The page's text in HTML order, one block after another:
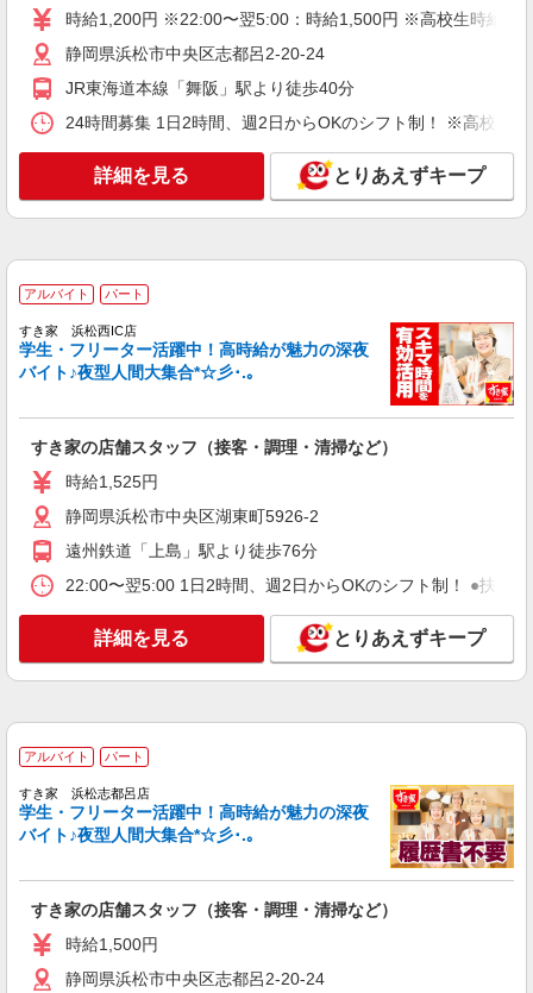
なか卯 浜松萩丘店
掃・など）
時給1150円 22:00〜翌5:00：時給1500円 高校
生：時給1100円
詳細を見る
動なし
静岡県浜松市中央区湖東町5830-1
アルバイト パート
すき家 浜松入野店
すき家の店舗スタッフ（接客・調理・清掃な
ど）
時給1,538円
静岡県浜松市中央区入野町6148-1
アルバイト パート
COCO’S 浜松雄踏店
時給1200円 ※22:00〜翌5:00：時給1500円 ※
高校生時給1150円 ■【土日祝加給】 土日祝は1時
静岡県浜松市中央区雄踏1丁目1番3号
キープ 詳細を見る
アルバイト
時給1,200円 ※22:00〜翌5:00：時給1,500円 ※高校生時給
静岡県浜松市中央区志都呂2-20-24
JR東海道本線「舞阪」駅より徒歩40分
24時間募集 1日2時間、週2日からOKのシフト制！ ※高校生
詳細を見る とりあえずキープ
アルバイト パート
すき家 浜松西IC店
学生・フリーター活躍中！高時給が魅力の深夜
バイト♪夜型人間大集合*☆彡･.｡
すき家の店舗スタッフ（接客・調理・清掃など）
時給1,525円
静岡県浜松市中央区湖東町5926-2
遠州鉄道「上島」駅より徒歩76分
22:00〜翌5:00 1日2時間、週2日からOKのシフト制！ ●扶養
詳細を見る とりあえずキープ
アルバイト パート
すき家 浜松志都呂店
学生・フリーター活躍中！高時給が魅力の深夜
バイト♪夜型人間大集合*☆彡･.｡
すき家の店舗スタッフ（接客・調理・清掃など）
時給1,500円
静岡県浜松市中央区志都呂2-20-24